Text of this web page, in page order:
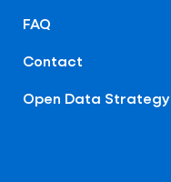
FAQ
Contact
Open Data Strategy